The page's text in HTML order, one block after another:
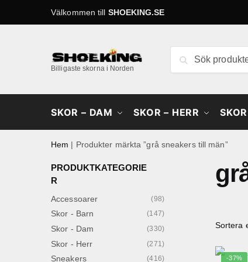
Välkommen till SHOEKING.SE
Billigaste skorna i Norden
Sök
SKOR – DAM SKOR – HERR
Hem | Produkter märkta ”grå sneakers till män”
-37%
PRODUKTKATEGORIE
R
Accessoarer (98)
Skor - Barn (147)
Skor - Dam (330)
Skor - Herr (271)
Sneakers (416)